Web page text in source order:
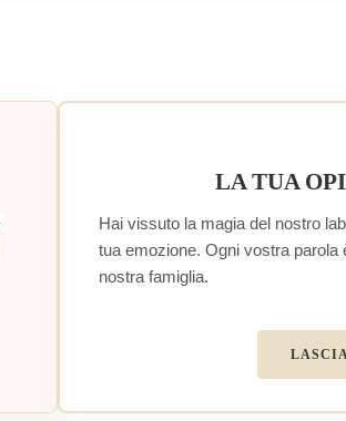
LA TUA
Hai vissuto la magia del nostro
tua emozione. Ogni vostra
nostra famiglia.